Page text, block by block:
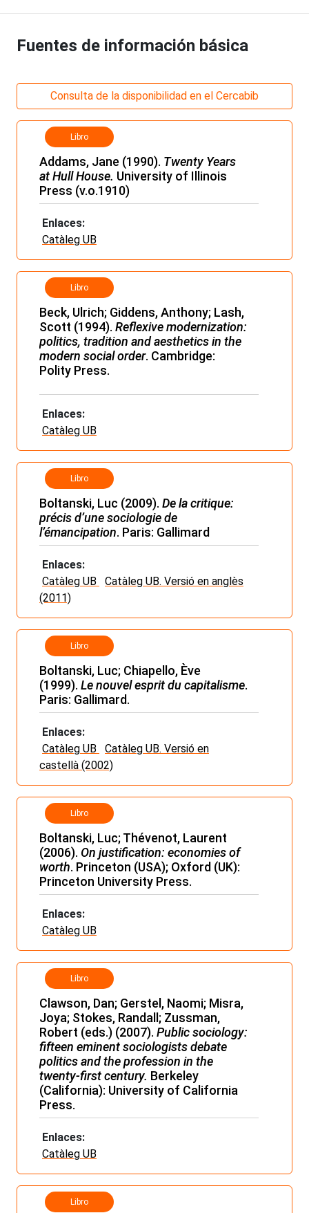
Fuentes de información básica
Consulta de la disponibilidad en el Cercabib
Libro
Addams, Jane (1990). Twenty Years
atHull House. University of Illinois
Press (v.o.1910)
Enlaces:
Catàleg UB
Libro
Beck, Ulrich; Giddens, Anthony; Lash,
Scott (1994). Reflexive modernization:
politics, tradition and aesthetics in the
modern social order. Cambridge:
Polity Press.
Enlaces:
Catàleg UB
Libro
Boltanski, Luc (2009). De la critique:
précis d’une sociologie de
l’émancipation. Paris: Gallimard
Enlaces:
Catàleg UB
Catàleg UB. Versió en anglès
(2011)
Libro
Boltanski, Luc; Chiapello, Ève
(1999). Le nouvel esprit du capitalisme.
Paris: Gallimard.
Enlaces:
Catàleg UB
Catàleg UB. Versió en
castellà (2002)
Libro
Boltanski, Luc; Thévenot, Laurent
(2006). On justification: economies of
worth. Princeton (USA); Oxford (UK):
Princeton University Press.
Enlaces:
Catàleg UB
Libro
Clawson, Dan; Gerstel, Naomi; Misra,
Joya; Stokes, Randall; Zussman,
Robert (eds.) (2007). Public sociology:
fifteen eminent sociologists debate
politics and the profession in the
twenty-first century. Berkeley
(California): University of California
Press.
Enlaces:
Catàleg UB
Libro